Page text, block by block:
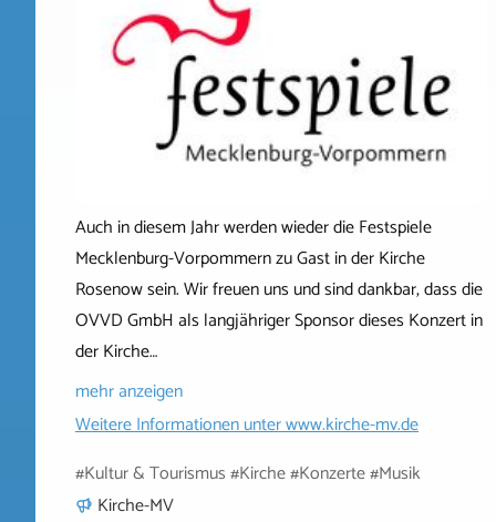
Auch in diesem Jahr werden wieder die Festspiele
Mecklenburg-Vorpommern zu Gast in der Kirche
Rosenow sein. Wir freuen uns und sind dankbar, dass die
OVVD GmbH als langjähriger Sponsor dieses Konzert in
der Kirche…
mehr anzeigen
Weitere Informationen unterwww.kirche-mv.de
#Kultur & Tourismus #Kirche #Konzerte #Musik
Kirche-MV